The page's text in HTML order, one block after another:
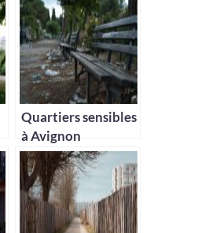
Quartiers sensibles
à Avignon